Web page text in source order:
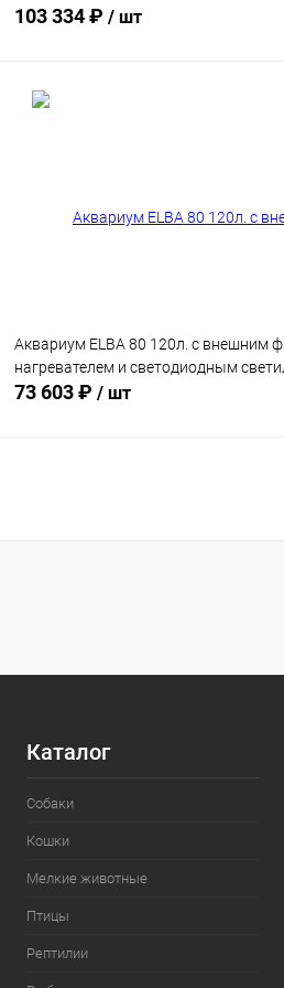
103 334 ₽ / шт
Аквариум ELBA 80 120л. c внешним
нагревателем и светодиодным
73 603 ₽ / шт
Сравнение
Каталог
Собаки
Кошки
Мелкие животные
Птицы
Рептилии